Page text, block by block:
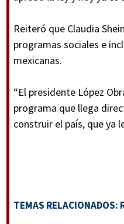
Reiteró que Claudia
programas sociales e
mexicanas.
“El presidente López
programa que llega
construir el país, que ya
TEMAS RELACIONADOS: